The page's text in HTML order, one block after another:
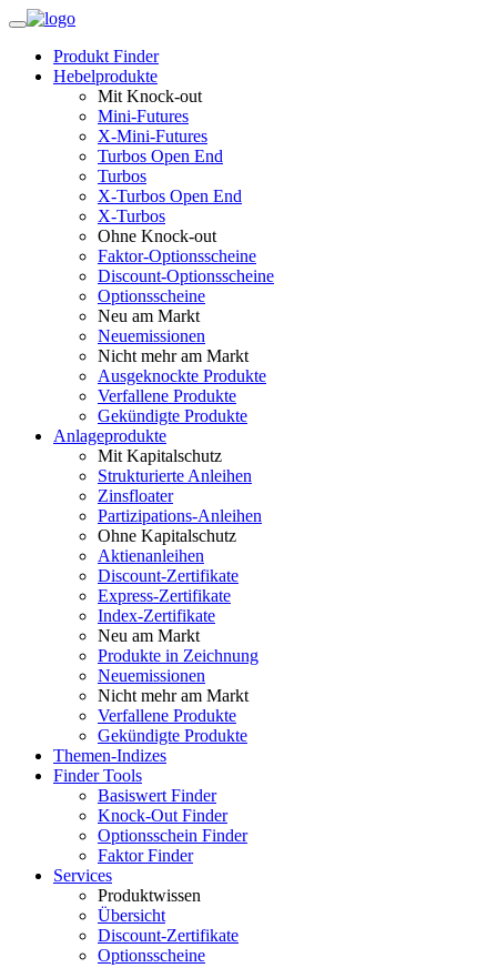
Produkt Finder
Hebelprodukte
Mit Knock-out
Mini-Futures
X-Mini-Futures
Turbos Open End
Turbos
X-Turbos Open End
X-Turbos
Ohne Knock-out
Faktor‑Optionsscheine
Discount-Optionsscheine
Optionsscheine
Neu am Markt
Neuemissionen
Nicht mehr am Markt
Ausgeknockte Produkte
Verfallene Produkte
Gekündigte Produkte
Anlageprodukte
Mit Kapitalschutz
Strukturierte Anleihen
Zinsfloater
Partizipations-Anleihen
Ohne Kapitalschutz
Aktienanleihen
Discount-Zertifikate
Express-Zertifikate
Index-Zertifikate
Neu am Markt
Produkte in Zeichnung
Neuemissionen
Nicht mehr am Markt
Verfallene Produkte
Gekündigte Produkte
Themen-Indizes
Finder Tools
Basiswert Finder
Knock-Out Finder
Optionsschein Finder
Faktor Finder
Services
Produktwissen
Übersicht
Discount-Zertifikate
Optionsscheine